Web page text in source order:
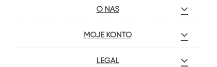
O NAS
MOJE KONTO
LEGAL